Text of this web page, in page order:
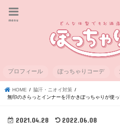
menu
プロフィール ぽっちゃりコーデ
HOME
脇汗・ニオイ対策
無印のさらっとインナーを汗かきぽっちゃりが使
2021.04.28 2022.06.08